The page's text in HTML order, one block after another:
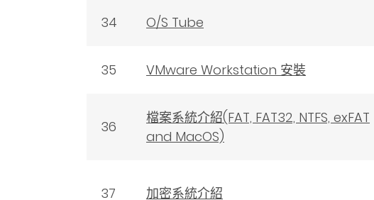
34 O/S Tube
35 VMware Workstation 安裝
36
檔案系統介紹(FAT, FAT32, NTFS, exFAT
and MacOS)
37 加密系統介紹